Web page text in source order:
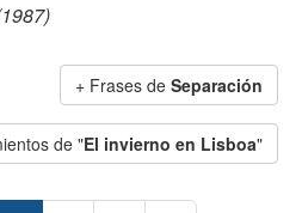
+ Frases de Separación
de "El invierno en Lisboa"